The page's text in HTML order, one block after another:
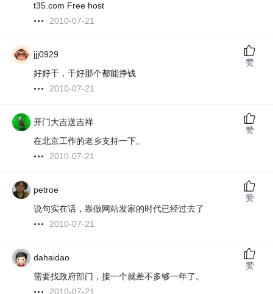
t35.com Free host
2010-07-21
jjj0929
好好干，干好那个都能挣钱
2010-07-21
赞
开门大吉送吉祥
在北京工作的老乡支持一下。
2010-07-21
赞
petroe
说句实在话，靠做网站发家的时代已经过去了
2010-07-21
赞
dahaidao
需要找政府部门，接一个就差不多够一年了。
2010-07-21
赞